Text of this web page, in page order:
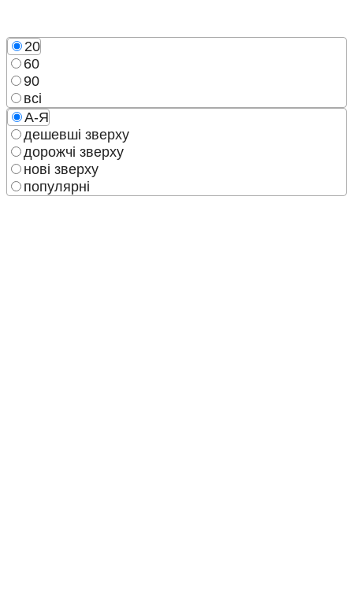
20
60
90
всі
А-Я
дешевші зверху
дорожчі зверху
нові зверху
популярні